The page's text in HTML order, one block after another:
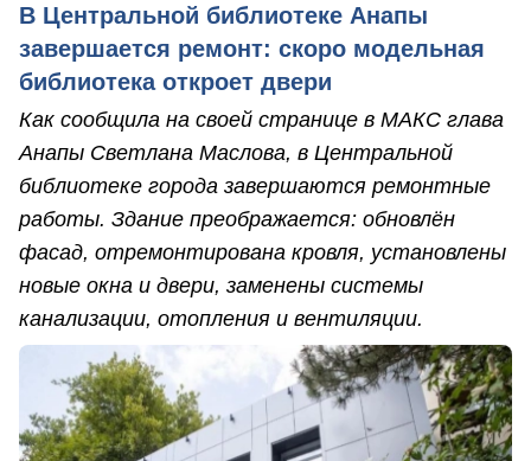
В Центральной библиотеке Анапы
завершается ремонт: скоро модельная
библиотека откроет двери
Как сообщила на своей странице в МАКС глава
Анапы Светлана Маслова, в Центральной
библиотеке города завершаются ремонтные
работы. Здание преображается: обновлён
фасад, отремонтирована кровля, установлены
новые окна и двери, заменены системы
канализации, отопления и вентиляции.